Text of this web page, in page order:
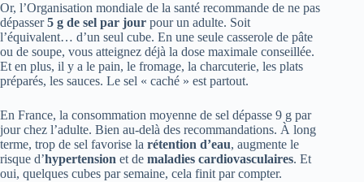
Or, l’Organisation mondiale de la santé recommande de ne pas
dépasser5 g de sel par jour pour un adulte. Soit
l’équivalent… d’un seul cube. En une seule casserole de pâte
ou de soupe, vous atteignez déjà la dose maximale conseillée.
Et en plus, il y a le pain, le fromage, la charcuterie, les plats
préparés, les sauces. Le sel « caché » est partout.
En France, la consommation moyenne de sel dépasse 9 g par
jour chez l’adulte. Bien au-delà des recommandations. À long
terme, trop de sel favorise la rétention d’eau, augmente le
risque d’hypertension et de maladies cardiovasculaires. Et
oui, quelques cubes par semaine, cela finit par compter.